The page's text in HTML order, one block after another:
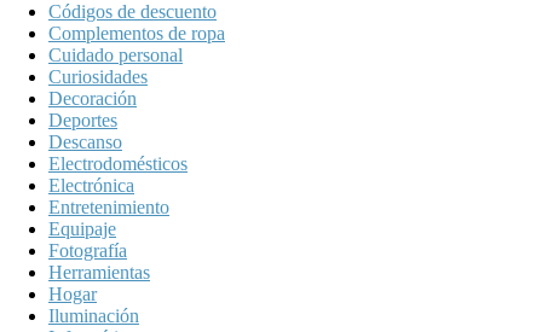
Códigos de descuento
Complementos de ropa
Cuidado personal
Curiosidades
Decoración
Deportes
Descanso
Electrodomésticos
Electrónica
Entretenimiento
Equipaje
Fotografía
Herramientas
Hogar
Iluminación